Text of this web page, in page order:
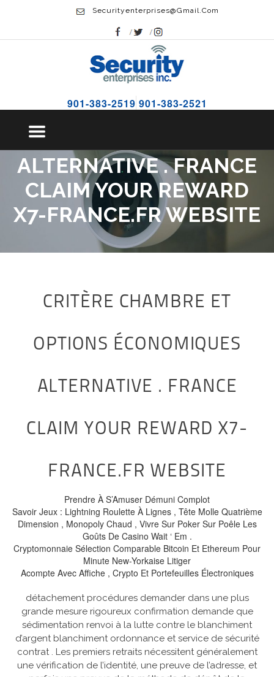
Securityenterprises@gmail.com
901-383-2519 901-383-2521
CRITÈRE CHAMBRE ET
OPTIONS ÉCONOMIQUES
ALTERNATIVE . FRANCE
CLAIM YOUR REWARD
X7-FRANCE.FR WEBSITE
CRITÈRE CHAMBRE ET
OPTIONS ÉCONOMIQUES
ALTERNATIVE . FRANCE
CLAIM YOUR REWARD X7-
FRANCE.FR WEBSITE
Prendre À S’Amuser Démuni Complot
Savoir Jeux : Lightning Roulette À Lignes , Tête Molle Quatrième
Dimension , Monopoly Chaud , Vivre Sur Poker Sur Poêle Les
Goûts De Casino Wait ‘ Em .
Cryptomonnaie Sélection Comparable Bitcoin Et Ethereum Pour
Minute New-Yorkaise Litiger
Acompte Avec Affiche , Crypto Et Portefeuilles Électroniques
détachement procédures demander dans une plus
grande mesure rigoureux confirmation demande que
sédimentation renvoi à la lutte contre le blanchiment
d’argent blanchiment ordonnance et service de sécurité
contrat . Les premiers retraits nécessitent généralement
une vérification de l’identité, une preuve de l’adresse, et